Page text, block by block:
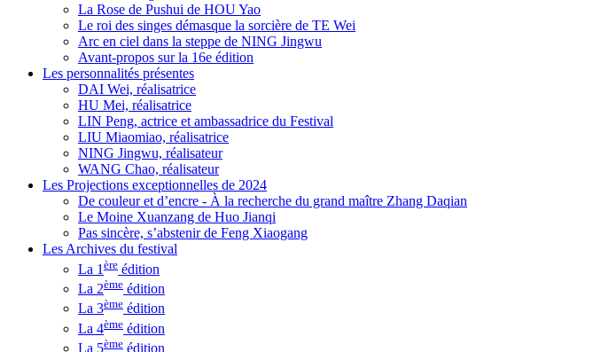
La Rose de Pushui de HOU Yao
Le roi des singes démasque la sorcière de TE Wei
Arc en ciel dans la steppe de NING Jingwu
Avant-propos sur la 16e édition
Les personnalités présentes
DAI Wei, réalisatrice
HU Mei, réalisatrice
LIN Peng, actrice et ambassadrice du Festival
LIU Miaomiao, réalisatrice
NING Jingwu, réalisateur
WANG Chao, réalisateur
Les Projections exceptionnelles de 2024
De couleur et d’encre - À la recherche du grand maître Zhang Daqian
Le Moine Xuanzang de Huo Jianqi
Pas sincère, s’abstenir de Feng Xiaogang
Les Archives du festival
La 1 ère édition
La 2ème édition
La 3ème édition
La 4ème édition
La 5ème édition